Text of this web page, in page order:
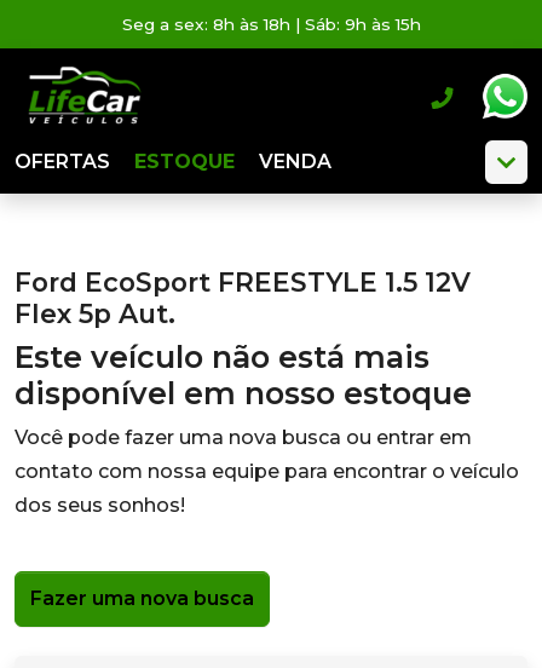
Seg a sex: 8h às 18h | Sáb: 9h às 15h
OFERTAS ESTOQUE VENDA
Ford EcoSport FREESTYLE 1.5 12V
Flex 5p Aut.
Este veículo não está mais
disponível em nosso estoque
Você pode fazer uma nova busca ou entrar em
contato com nossa equipe para encontrar o veículo
dos seus sonhos!
Fazer uma nova busca